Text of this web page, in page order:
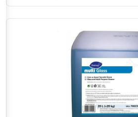
Ovuşdurun.
Daha Sonra Əlləri Təmiz Su Ilə
Və Tam Qurulayın.
Yaxşı Gigiyena Üçün
Qurudulması Vacibdir.
Məlumat
Çəhrayı
Maye
Nisbi Sıxlıq (g/cc,
1.02